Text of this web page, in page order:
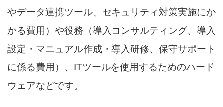
やデータ連携ツール、セキュリティ対策実施にか
かる費用）や役務（導入コンサルティング、導入
設定・マニュアル作成・導入研修、保守サポート
に係る費用）、ITツールを使用するためのハード
ウェアなどです。